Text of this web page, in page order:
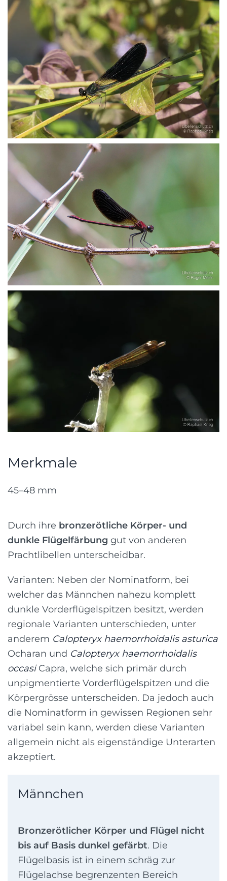
Merkmale
45–48 mm
Durch ihre bronzerötliche Körper- und
dunkle Flügelfärbung gut von anderen
Prachtlibellen unterscheidbar.
Varianten: Neben der Nominatform, bei
welcher das Männchen nahezu komplett
dunkle Vorderflügelspitzen besitzt, werden
regionale Varianten unterschieden, unter
anderem Calopteryx haemorrhoidalis asturica
Ocharan und Calopteryx haemorrhoidalis
occasiCapra, welche sich primär durch
unpigmentierte Vorderflügelspitzen und die
Körpergrösse unterscheiden. Da jedoch auch
die Nominatform in gewissen Regionen sehr
variabel sein kann, werden diese Varianten
allgemein nicht als eigenständige Unterarten
akzeptiert.
Männchen
Bronzerötlicher Körper und Flügel nicht
bis auf Basis dunkel gefärbt. Die
Flügelbasis ist in einem schräg zur
Flügelachse begrenzenten Bereich